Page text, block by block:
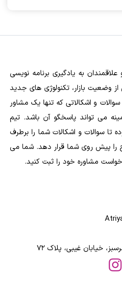
به یادگیری برنامه نویسی
وضعیت بازار، تکنولوژی های جدید
و اشکالاتی که تنها یک مشاور
می تواند پاسخگو آن باشد. تیم
تا سوالات و اشکالات شما را برطرف
را پیش روی شما قرار دهد. شما می
مشاوره خود را ثبت کنید.
خیابان غیبی، پلاک 72